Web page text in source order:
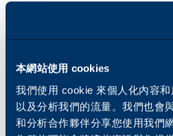
本網站使用 cookies
我們使用 cookie 來個人化內容
以及分析我們的流量。我們也會
和分析合作夥伴分享您使用我們
標準字型